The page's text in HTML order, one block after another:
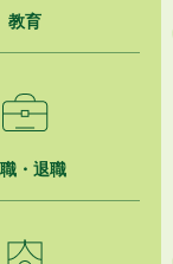
受賞しました！
教育
・退職